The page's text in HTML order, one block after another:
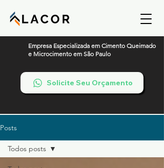
Empresa Especializada em Cimento Queimado
e Microcimento em São Paulo
Solicite Seu Orçamento
Posts
Todos posts